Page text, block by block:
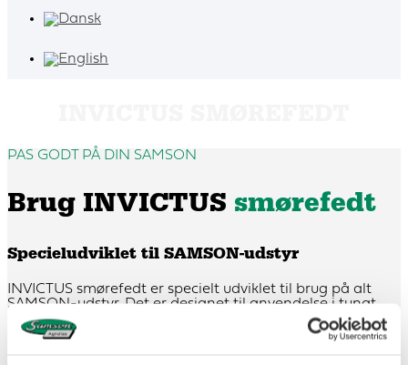
PAS GODT PÅ DIN SAMSON
Brug INVICTUS smørefedt
Specieludviklet til SAMSON-udstyr
INVICTUS smørefedt er specielt udviklet til brug på alt
SAMSON-udstyr. Det er designet til anvendelse i tungt
belastede lejer og bøsninger samt i centrale
smøresystemer med lange smøreledninger og højt tryk.